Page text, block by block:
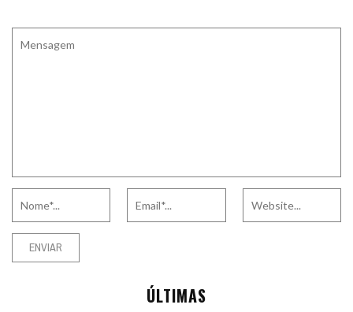
ÚLTIMAS